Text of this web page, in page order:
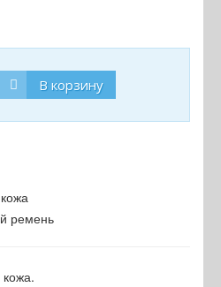
В корзину
ремень